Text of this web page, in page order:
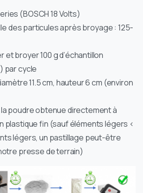
(BOSCH 18 Volts)
des particules après broyage : 125-
et broyer 100 g d’échantillon
par cycle
11.5 cm, hauteur 6 cm (environ
la poudre obtenue directement à
plastique fin (sauf éléments légers <
légers, un pastillage peut-être
presse de terrain)